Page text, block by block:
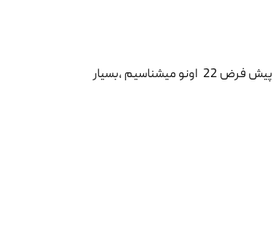
در نحوه برقراری ارتباط ، حفظ و انتقال دیتا از مبدا به مقصد از نظرتکنیکالی پروتکل ssh که با پورت پیش فرض 22 اونو میشناسیم ،بسیار